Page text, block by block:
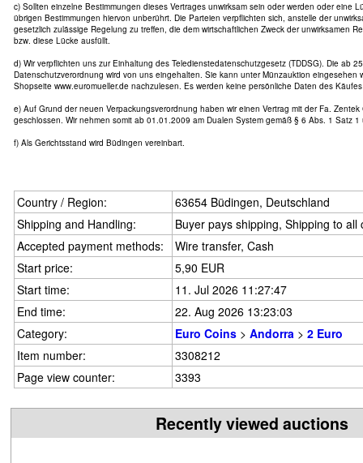
c) Sollten einzelne Bestimmungen dieses Vertrages unwirksam sein oder werden oder eine
übrigen Bestimmungen hiervon unberührt. Die Parteien verpflichten sich, anstelle der
gesetzlich zulässige Regelung zu treffen, die dem wirtschaftlichen Zweck der unwirksamen
bzw. diese Lücke ausfüllt.
d) Wir verpflichten uns zur Einhaltung des Teledienstedatenschutzgesetz (TDDSG). Die ab
Datenschutzverordnung wird von uns eingehalten. Sie kann unter Münzauktion eingesehen
Shopseite www.euromueller.de nachzulesen. Es werden keine persönliche Daten des
e) Auf Grund der neuen Verpackungsverordnung haben wir einen Vertrag mit der Fa. Zentek
geschlossen. Wir nehmen somit ab 01.01.2009 am Dualen System gemäß § 6 Abs. 1 Satz
f) Als Gerichtsstand wird Büdingen vereinbart.
Country / Region:
63654 Büdingen, Deutschland
Shipping and Handling:
Buyer pays shipping, Shipping to
Accepted payment methods:
Wire transfer, Cash
Start price:
5,90 EUR
Start time:
11. Jul 2026 11:27:47
End time:
22. Aug 2026 13:23:03
Category:
Euro Coins > Andorra > 2 Euro
Item number:
3308212
Page view counter:
3393
Recently viewed auctions